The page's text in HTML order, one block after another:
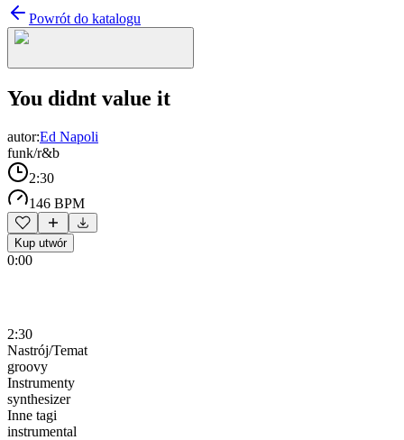
Powrót do katalogu
You didnt value it
autor:Ed Napoli
funk/r&b
2:30
146 BPM
Kup utwór
0:00
2:30
Nastrój/Temat
groovy
Instrumenty
synthesizer
Inne tagi
instrumental